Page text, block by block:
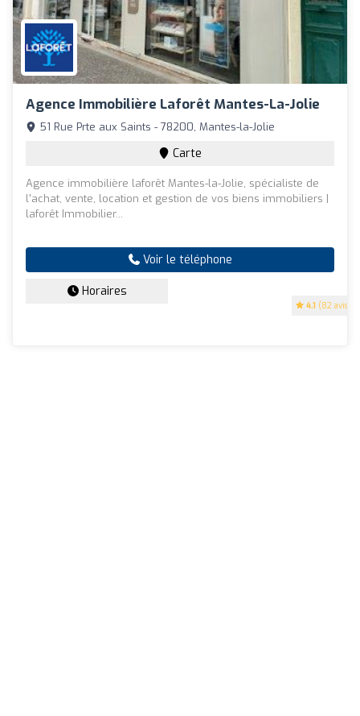
Agence Immobilière Laforêt Mantes-La-Jolie
4.1 (82 avis)
51 Rue Prte aux Saints - 78200, Mantes-la-Jolie
Carte
Agence immobilière laforêt Mantes-la-Jolie, spécialiste de
l'achat, vente, location et gestion de vos biens immobiliers |
laforêt Immobilier...
Voir le téléphone
Horaires